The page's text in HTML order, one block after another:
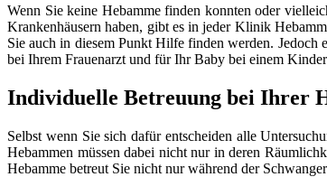
Wenn Sie keine Hebamme finden konnten oder
Krankenhäusern haben, gibt es in jeder Klinik
Sie auch in diesem Punkt Hilfe finden werden. Jedoch
bei Ihrem Frauenarzt und für Ihr Baby bei einem
Individuelle Betreuung bei Ihrer
Selbst wenn Sie sich dafür entscheiden alle
Hebammen müssen dabei nicht nur in deren
Hebamme betreut Sie nicht nur während der